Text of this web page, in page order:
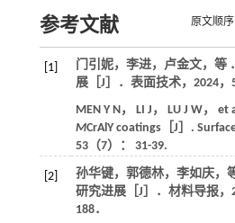
参考文献 原文顺序
[1] 门引妮，李进，卢金文，等
展［J］． 表面技术， 2024，
MEN Y N， LI J ， LU J W， et
MCrAlY coatings［J］.
53（7）： 31-39.
[2] 孙华键，郭德林，李如庆，
研究进展［J］． 材料导报，
188．